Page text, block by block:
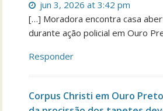
jun 3, 2026 at 3:42 pm
[…] Moradora encontra casa
durante ação policial em Ouro
Responder
Corpus Christi em Ouro